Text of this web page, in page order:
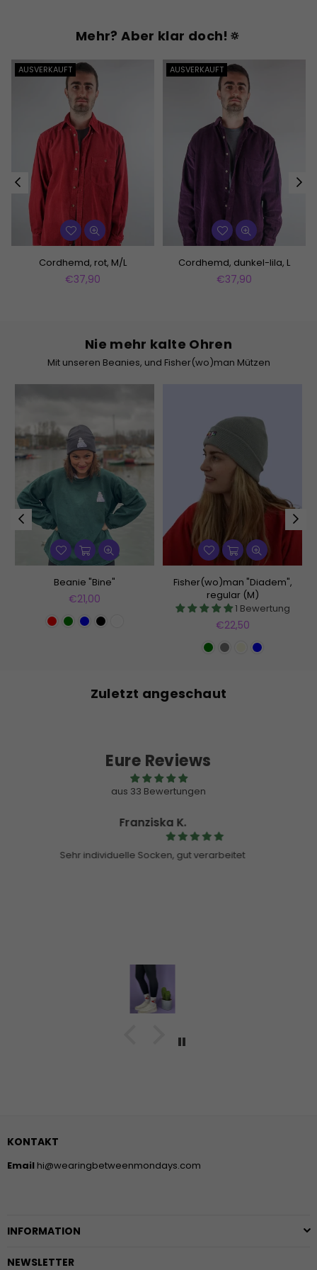
Mehr? Aber klar doch!🔅
AUSVERKAUFT
Cordhemd, rot, M/L
Normaler
€37,90
AUSVERKAUFT
Cordhemd, dunkel-lila, L
Normaler
€37,90
Nie mehr kalte Ohren
Mit unseren Beanies, und Fisher(wo)man Mützen
Beanie "Bine"
Normaler
€21,00
Fisher(wo)man "Diadem",
regular (M)
1 Bewertung
Normaler
€22,50
Zuletzt angeschaut
Eure Reviews
aus 33 Bewertungen
Customer
Pullover
KONTAKT
Email hi@wearingbetweenmondays.com
INFORMATION
NEWSLETTER